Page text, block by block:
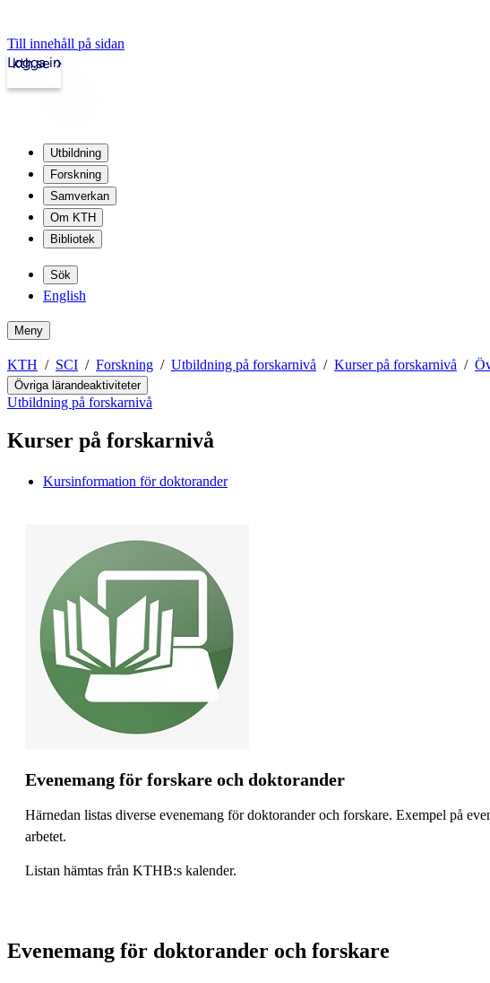
Till innehåll på sidan
kth.se
Logga in
Utbildning
Forskning
Samverkan
Om KTH
Bibliotek
Sök
English
Meny
KTH SCI Forskning Utbildning på forskarnivå Kurser på forskarnivå
Övriga lärandeaktiviteter
Utbildning på forskarnivå
Kurser på forskarnivå
Kursinformation för doktorander
Evenemang för forskare och doktorander
Härnedan listas diverse evenemang för doktorander och forskare. Exempel på
arbetet.
Listan hämtas från KTHB:s kalender.
Evenemang för doktorander och forskare